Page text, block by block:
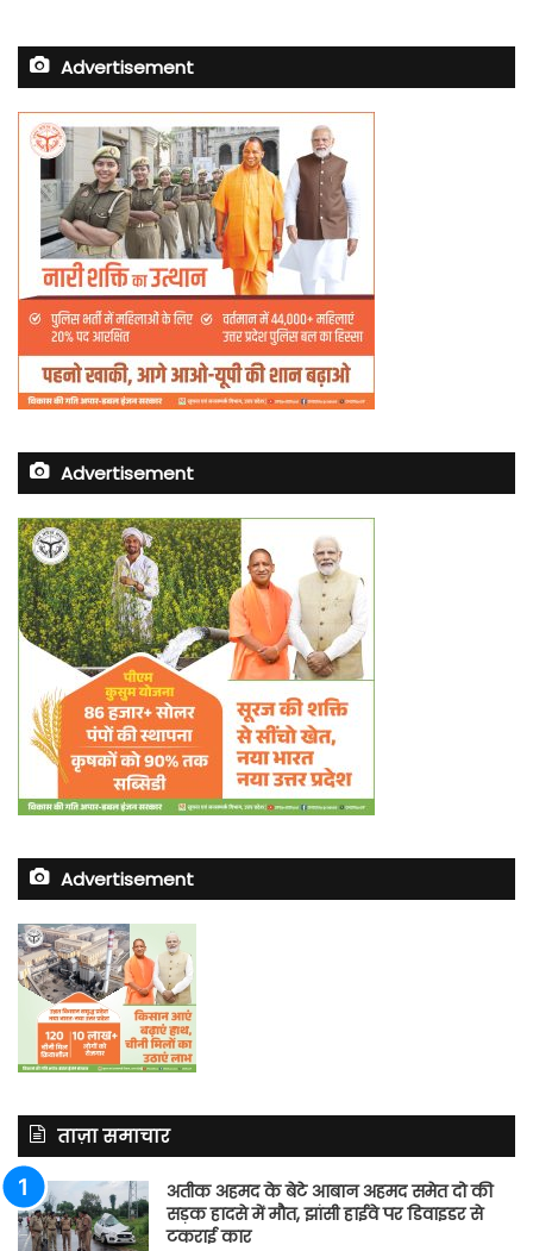
Advertisement
Advertisement
Advertisement
ताज़ा समाचार
अतीक अहमद के बेटे आबान अहमद समेत दो की
सड़क हादसे में मौत, झांसी हाईवे पर डिवाइडर से
टकराई कार